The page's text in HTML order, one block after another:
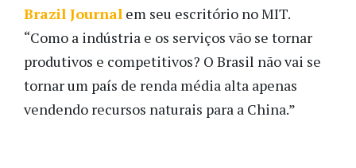
Brazil Journal em seu escritório no MIT.
“Como a indústria e os serviços vão se tornar
produtivos e competitivos? O Brasil não vai se
tornar um país de renda média alta apenas
vendendo recursos naturais para a China.”